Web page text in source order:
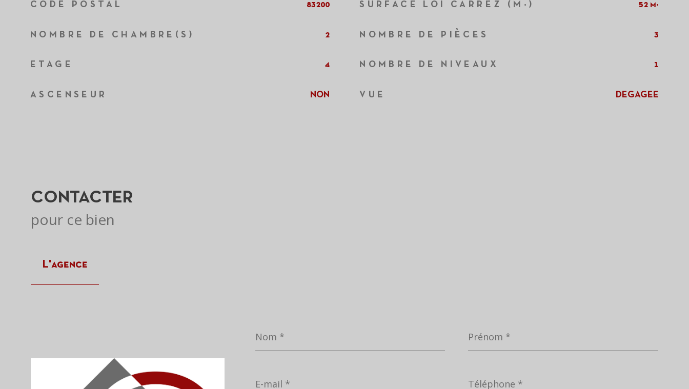
TRAD_ZEPHYR_Caracteristique
CODE POSTAL 83200 SURFACE LOI CARREZ (M²) 52 m²
NOMBRE DE CHAMBRE(S) 2 NOMBRE DE PIÈCES 3
ETAGE 4 NOMBRE DE NIVEAUX 1
ASCENSEUR NON VUE DEGAGEE
CONTACTER
pour ce bien
L'agence
*
*
mail
*